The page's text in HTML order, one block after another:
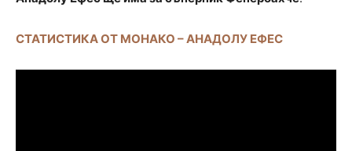
СТАТИСТИКА ОТ МОНАКО – АНАДОЛУ ЕФЕС